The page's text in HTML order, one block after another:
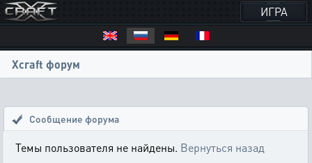
ИГРА
Xcraft форум
Сообщение форума
Темы пользователя не найдены. Вернуться назад